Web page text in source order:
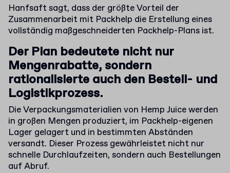
Hanfsaft sagt, dass der größte Vorteil der
Zusammenarbeit mit Packhelp die Erstellung eines
vollständig maßgeschneiderten Packhelp-Plans ist.
Der Plan bedeutete nicht nur
Mengenrabatte, sondern
rationalisierte auch den Bestell- und
Logistikprozess.
Die Verpackungsmaterialien von Hemp Juice werden
in großen Mengen produziert, im Packhelp-eigenen
Lager gelagert und in bestimmten Abständen
versandt. Dieser Prozess gewährleistet nicht nur
schnelle Durchlaufzeiten, sondern auch Bestellungen
auf Abruf.